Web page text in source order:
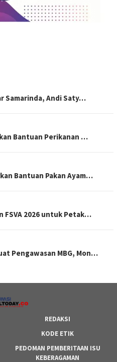
Samarinda, Andi Saty…
Bantuan Perikanan …
Bantuan Pakan Ayam…
FSVA 2026 untuk Petak…
Pengawasan MBG, Mon…
REDAKSI
KODE ETIK
PEDOMAN PEMBERITAAN ISU
KEBERAGAMAN